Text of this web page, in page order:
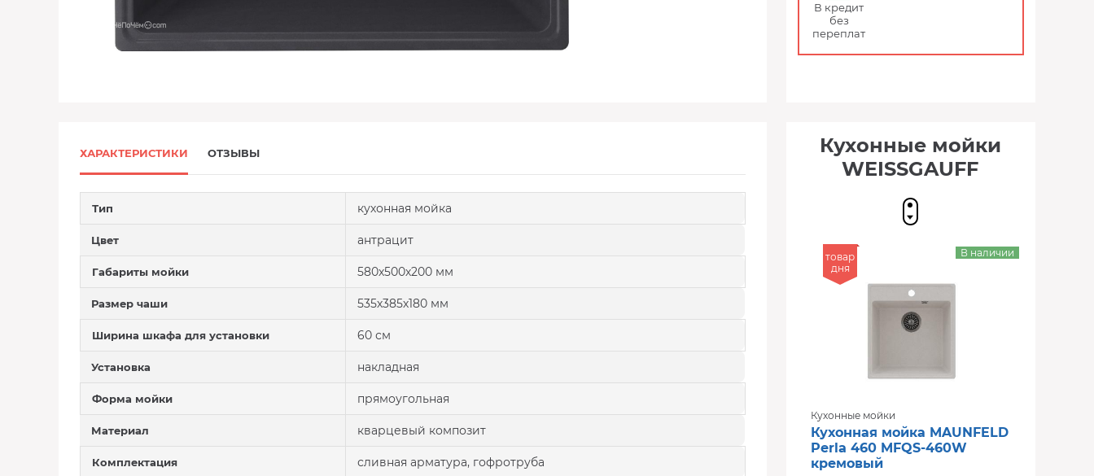
В кредит
без
переплат
ХАРАКТЕРИСТИКИ ОТЗЫВЫ
Тип кухонная мойка
Цвет антрацит
Габариты мойки 580х500х200 мм
Размер чаши 535х385х180 мм
Ширина шкафа для установки 60 см
Установка накладная
Форма мойки прямоугольная
Материал кварцевый композит
Комплектация сливная арматура, гофротруба
Кухонные мойки
WEISSGAUFF
товар
дня
Кухонные мойки
Кухонная мойка MAUNFELD
Perla 460 MFQS-460W
кремовый
В наличии